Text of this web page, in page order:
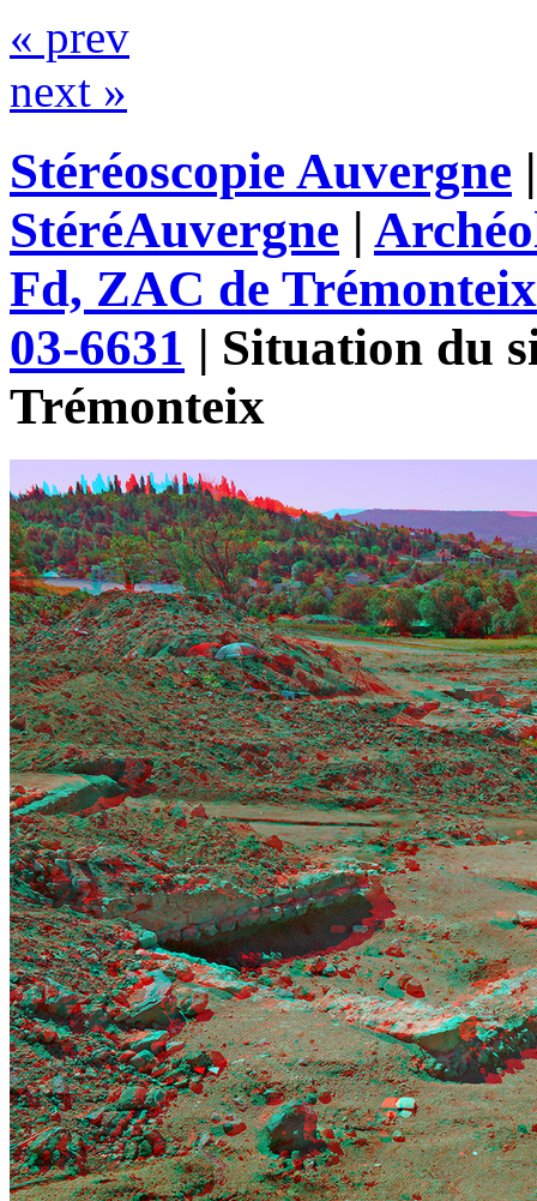
« prev
next »
Stéréoscopie Auvergne
StéréAuvergne |
Fd, ZAC de
03-6631 | Situation du
Trémonteix